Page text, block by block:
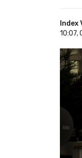
Index
10:07,